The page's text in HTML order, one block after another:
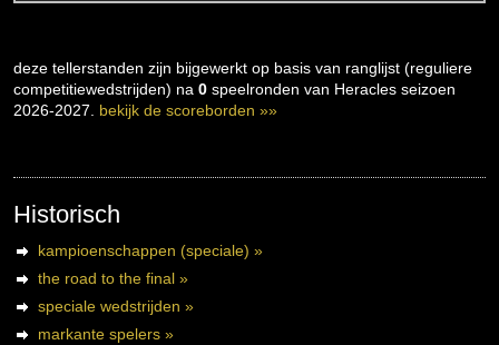
deze tellerstanden zijn bijgewerkt op basis van ranglijst (reguliere
competitiewedstrijden) na 0 speelronden van Heracles seizoen
2026-2027. bekijk de scoreborden »»
Historisch
kampioenschappen (speciale) »
the road to the final »
speciale wedstrijden »
markante spelers »